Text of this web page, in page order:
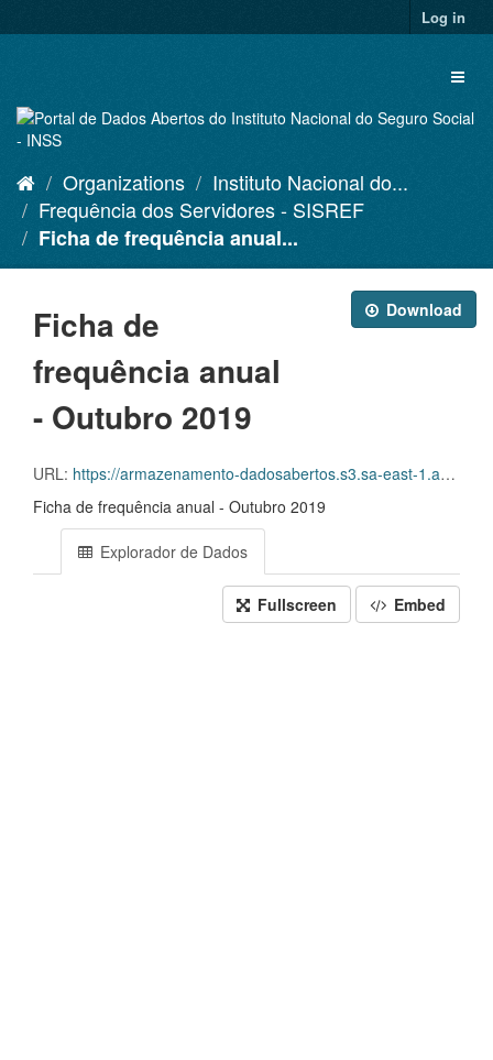
to
Log in
Organizations
Instituto Nacional do...
Frequência dos Servidores - SISREF
Ficha de frequência anual...
Download
Ficha de
frequência anual
- Outubro 2019
URL: https://armazenamento-dadosabertos.s3.sa-east-1.amazonaws.com/Plano+2016_2018_Grupos+de+dados/INSS+-+Frequ%C3%AAncia+dos+Servidores+-+SISREF/d-srf-fqs-004-acsinss-201910.csv
Ficha de frequência anual - Outubro 2019
Explorador de Dados
Fullscreen Embed